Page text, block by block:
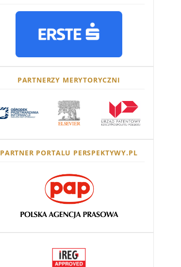
PARTNERZY MERYTORYCZNI
PARTNER PORTALU PERSPEKTYWY.PL